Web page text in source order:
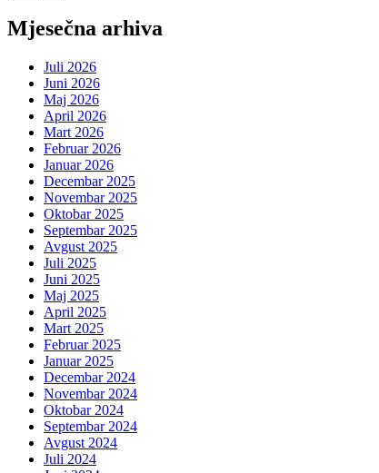
Mjesečna arhiva
Juli 2026
Juni 2026
Maj 2026
April 2026
Mart 2026
Februar 2026
Januar 2026
Decembar 2025
Novembar 2025
Oktobar 2025
Septembar 2025
Avgust 2025
Juli 2025
Juni 2025
Maj 2025
April 2025
Mart 2025
Februar 2025
Januar 2025
Decembar 2024
Novembar 2024
Oktobar 2024
Septembar 2024
Avgust 2024
Juli 2024